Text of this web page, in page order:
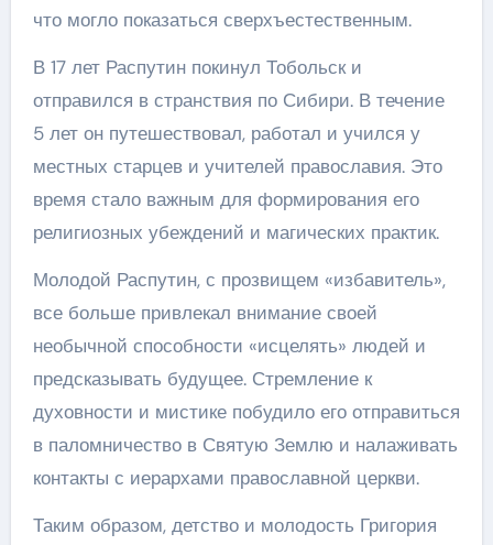
что могло показаться сверхъестественным.
В 17 лет Распутин покинул Тобольск и
отправился в странствия по Сибири. В течение
5 лет он путешествовал, работал и учился у
местных старцев и учителей православия. Это
время стало важным для формирования его
религиозных убеждений и магических практик.
Молодой Распутин, с прозвищем «избавитель»,
все больше привлекал внимание своей
необычной способности «исцелять» людей и
предсказывать будущее. Стремление к
духовности и мистике побудило его отправиться
в паломничество в Святую Землю и налаживать
контакты с иерархами православной церкви.
Таким образом, детство и молодость Григория